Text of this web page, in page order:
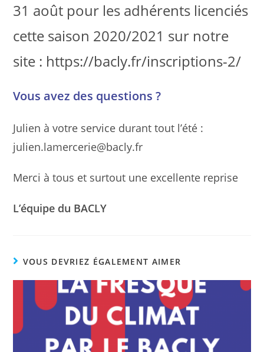
31 août pour les adhérents licenciés
cette saison 2020/2021 sur notre
site : https://bacly.fr/inscriptions-2/
Vous avez des questions ?
Julien à votre service durant tout l’été :
julien.lamercerie@bacly.fr
Merci à tous et surtout une excellente reprise
L’équipe du BACLY
VOUS DEVRIEZ ÉGALEMENT AIMER